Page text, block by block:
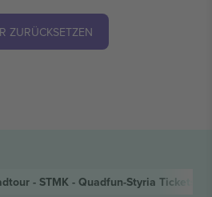
ZURÜCKSETZEN
- STMK - Quadfun-Styria Tickets